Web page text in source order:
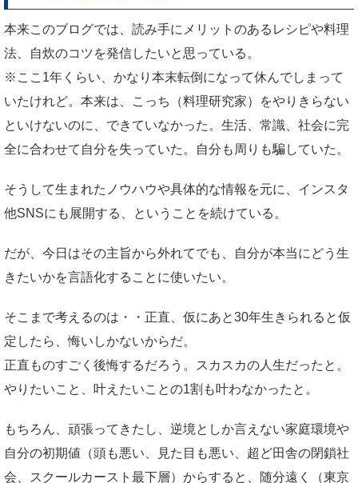
本来このブログでは、読み手にメリットのあるレシピや料理
法、自炊のコツを発信したいと思っている。
※ここ1年くらい、かなり本末転倒になって休んでしまって
いたけれど。本来は、こっち（料理研究家）をやりきらない
といけないのに、できていなかった。生活、常識、社会に完
全に合わせて自分を失っていた。自分も周りも騙していた。
そうして生まれたノウハウや具体的な情報を元に、インスタ
他SNSにも展開する、ということを続けている。
だが、今日はその主旨から外れてでも、自分が本当にどう生
きたいかを言語化することに使いたい。
そこまで考えるのは・・正直、仮にあと30年生きられると仮
定したら、悔いしかないからだ。
正直ものすごく後悔するだろう。スカスカの人生だったと。
やりたいこと、叶えたいことの1割も叶わなかったと。
もちろん、頑張ってきたし、逆境としか言えない家庭環境や
自分の初期値（頭も悪い、見た目も悪い、超ど田舎の閉鎖社
会、スクールカースト最下層）からすると、随分遠く（東京